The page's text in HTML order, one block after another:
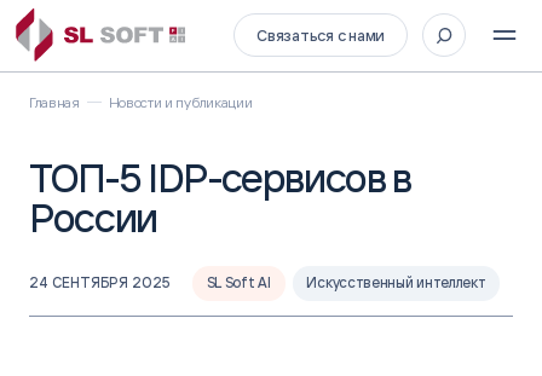
Связаться с нами
Главная Новости и публикации
ТОП-5 IDP-сервисов в
России
24 СЕНТЯБРЯ 2025 SL Soft AI Искусственный интеллект